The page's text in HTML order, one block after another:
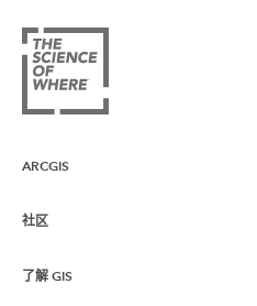
ARCGIS
ArcGIS 概览
制图
社区
Esri 社区
了解 GIS